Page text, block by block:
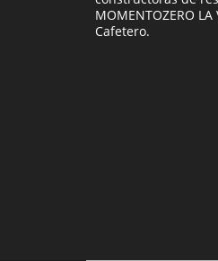
MOMENTOZERO
Cafetero.